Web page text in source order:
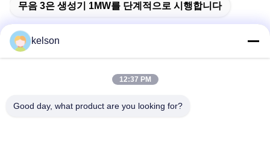
무음 3은 생성기 1MW를 단계적으로 시행합니다
주소
kelson
12:37 PM
Good day, what product are you looking for?